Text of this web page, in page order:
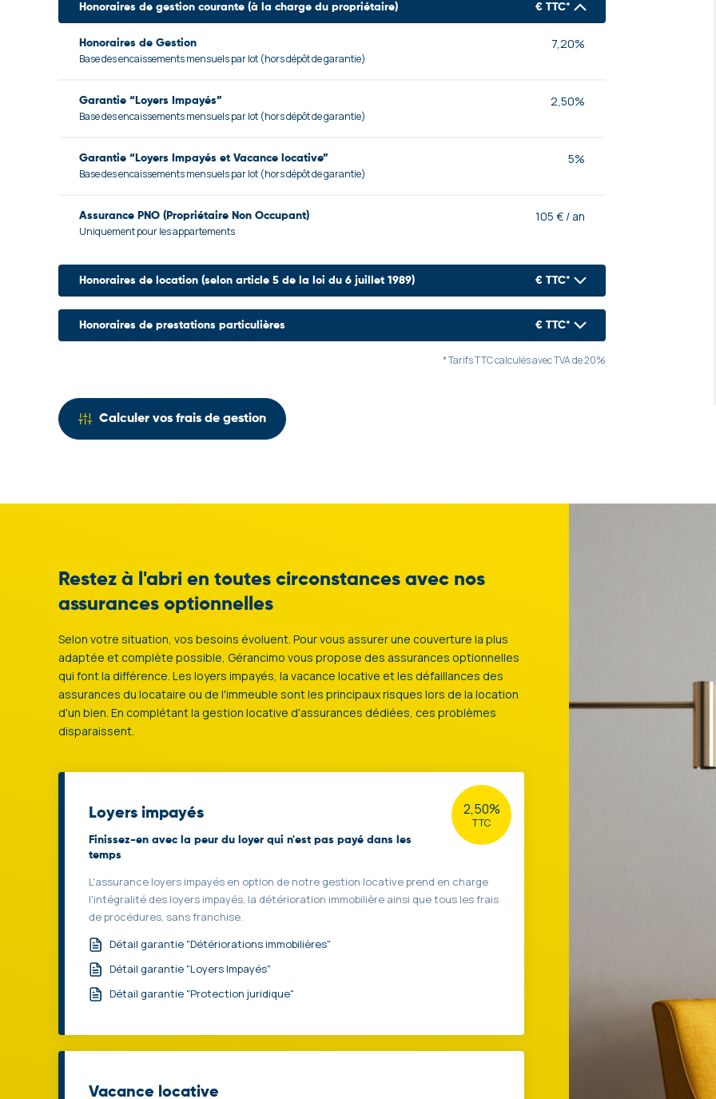
Honoraires de gestion courante (à la charge du propriétaire) € TTC*
Honoraires de Gestion
Base des encaissements mensuels par lot (hors dépôt de garantie)
7,20%
Garantie “Loyers Impayés”
Base des encaissements mensuels par lot (hors dépôt de garantie)
2,50%
Garantie “Loyers Impayés et Vacance locative”
Base des encaissements mensuels par lot (hors dépôt de garantie)
5%
Assurance PNO (Propriétaire Non Occupant)
Uniquement pour les appartements
105 € / an
Honoraires de location (selon article 5 de la loi du 6 juillet 1989) € TTC*
en vue de la location (à la charge exclusive du bailleur)
3.00% (du loyer annuel hors charge)
(Forfait)
Honoraires de prestations particulières € TTC*
100€
Frais d’avenant pour modification du bail
soumis à la loi du 6 juillet 89 à la demande du locataire (à la charge du bailleur et du locataire)
dossiers, réception de logement neuf, clôture de compte... (à la charge du bailleur)
* Tarifs TTC calculés avec TVA de 20%
Calculer vos frais de gestion
Restez à l'abri en toutes circonstances avec nos
assurances optionnelles
Selon votre situation, vos besoins évoluent. Pour vous assurer une couverture la plus
adaptée et complète possible, Gérancimo vous propose des assurances optionnelles
qui font la différence. Les loyers impayés, la vacance locative et les défaillances des
assurances du locataire ou de l'immeuble sont les principaux risques lors de la location
d'un bien. En complétant la gestion locative d'assurances dédiées, ces problèmes
disparaissent.
2,50%
TTC
Loyers impayés
Finissez-en avec la peur du loyer qui n'est pas payé dans les
temps
L'assurance loyers impayés en option de notre gestion locative prend en charge
l'intégralité des loyers impayés, la détérioration immobilière ainsi que tous les frais
de procédures, sans franchise.
Détail garantie "Détériorations immobilières"
Détail garantie "Loyers Impayés"
Détail garantie "Protection juridique"
Vacance locative